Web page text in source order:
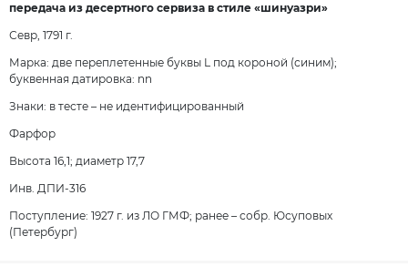
передача из десертного сервиза в стиле «шинуазри»
Севр, 1791 г.
Марка: две переплетенные буквы L под короной (синим);
буквенная датировка: nn
Знаки: в тесте – не идентифицированный
Фарфор
Высота 16,1; диаметр 17,7
Инв. ДПИ-316
Поступление: 1927 г. из ЛО ГМФ; ранее – собр. Юсуповых
(Петербург)